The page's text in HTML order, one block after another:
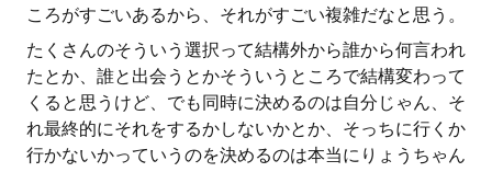
ころがすごいあるから、それがすごい複雑だなと思う。
たくさんのそういう選択って結構外から誰から何言われ
たとか、誰と出会うとかそういうところで結構変わって
くると思うけど、でも同時に決めるのは自分じゃん、そ
れ最終的にそれをするかしないかとか、そっちに行くか
行かないかっていうのを決めるのは本当にりょうちゃん